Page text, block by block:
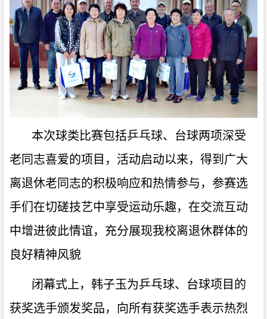
本次球类比赛包括乒乓球、台球两项深受
老同志喜爱的项目，活动启动以来，得到广大
离退休老同志的积极响应和热情参与，参赛选
手们在切磋技艺中享受运动乐趣，在交流互动
中增进彼此情谊，充分展现我校离退休群体的
良好精神风貌
闭幕式上，韩子玉为乒乓球、台球项目的
获奖选手颁发奖品，向所有获奖选手表示热烈